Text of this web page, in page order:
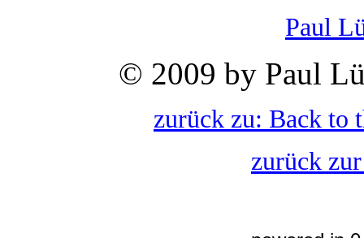
Paul
© 2009 by Paul
zurück zu: Back to
zurück